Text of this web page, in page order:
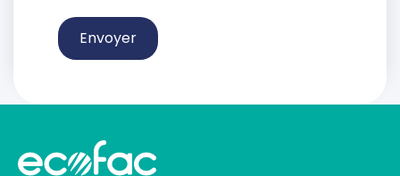
Envoyer